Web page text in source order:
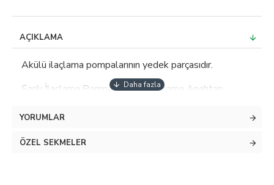
AÇIKLAMA
Akülü ilaçlama pompalarının yedek parçasıdır.
Şarjlı İlaçlama Pompası Açma/Kapama Anahtarı
Tüm akülü ilaçlama pompalarına uyumludur.
YORUMLAR
ÖZEL SEKMELER